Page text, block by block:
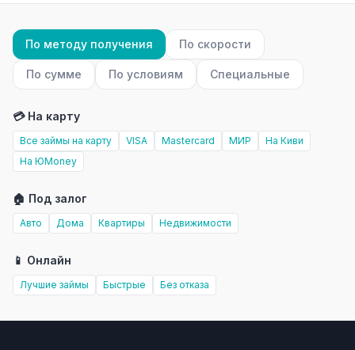
По методу получения По скорости
По сумме По условиям Специальные
💳 На карту
Все займы на карту VISA Mastercard МИР
На Киви
На ЮMoney
🏠 Под залог
Авто Дома Квартиры Недвижимости
📱 Онлайн
Лучшие займы Быстрые Без отказа